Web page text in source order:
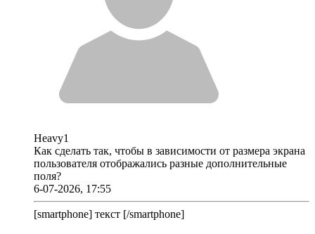
Heavy1
Как сделать так, чтобы в зависимости от размера экрана
пользователя отображались разные дополнительные
поля?
6-07-2026, 17:55
[smartphone] текст [/smartphone]